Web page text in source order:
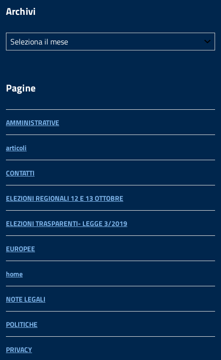
Archivi
Archivi
Pagine
AMMINISTRATIVE
articoli
CONTATTI
ELEZIONI REGIONALI 12 E 13 OTTOBRE
ELEZIONI TRASPARENTI- LEGGE 3/2019
EUROPEE
home
NOTE LEGALI
POLITICHE
PRIVACY